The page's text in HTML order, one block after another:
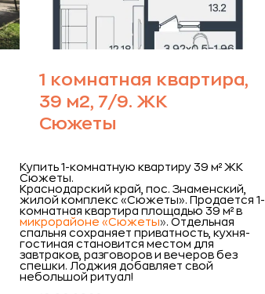
1 комнатная квартира,
39 м2, 7/9. ЖК
Сюжеты
Купить 1-комнатную квартиру 39 м² ЖК
Сюжеты.
Краснодарский край, пос. Знаменский,
жилой комплекс «Сюжеты». Продается 1-
комнатная квартира площадью 39 м² в
микрорайоне «Сюжеты». Отдельная
спальня сохраняет приватность, кухня-
гостиная становится местом для
завтраков, разговоров и вечеров без
спешки. Лоджия добавляет свой
небольшой ритуал!